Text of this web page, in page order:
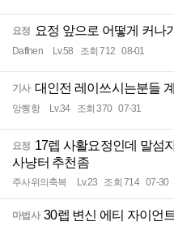
요정 요정 앞으로 어떻게 커나
Daffnen Lv.58 조회 712 08-01
기사 대인전 레이쓰시는분들
앙퀭항 Lv.34 조회 370 07-31
요정 17렙 사활요정인데 말섬
사냥터 추천좀
주사위의축복 Lv.23 조회 714 07-30
마법사 30렙 변신 에티 자이언